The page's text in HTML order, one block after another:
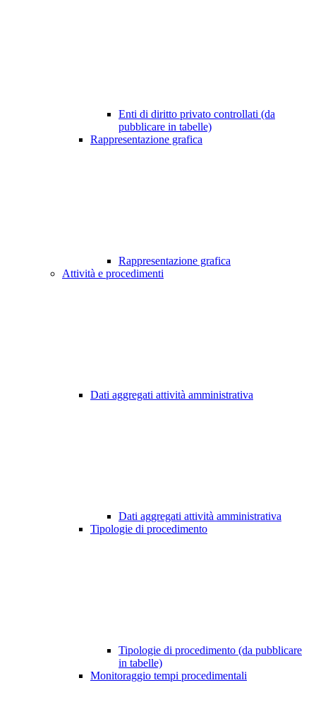
Enti di diritto privato controllati (da
pubblicare in tabelle)
Rappresentazione grafica
Rappresentazione grafica
Attività e procedimenti
Dati aggregati attività amministrativa
Dati aggregati attività amministrativa
Tipologie di procedimento
Tipologie di procedimento (da pubblicare
in tabelle)
Monitoraggio tempi procedimentali